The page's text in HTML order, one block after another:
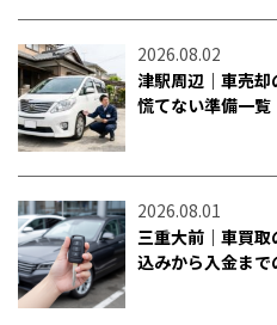
2026.08.02
津駅周辺｜車売却
慌てない準備一覧
2026.08.01
三重大前｜車買
込みから入金まで